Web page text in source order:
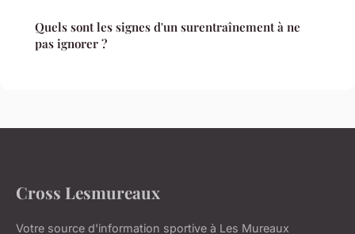
Quels sont les signes d'un surentraînement à ne
pas ignorer ?
Cross Lesmureaux
Votre source d'information sportive à Les Mureaux